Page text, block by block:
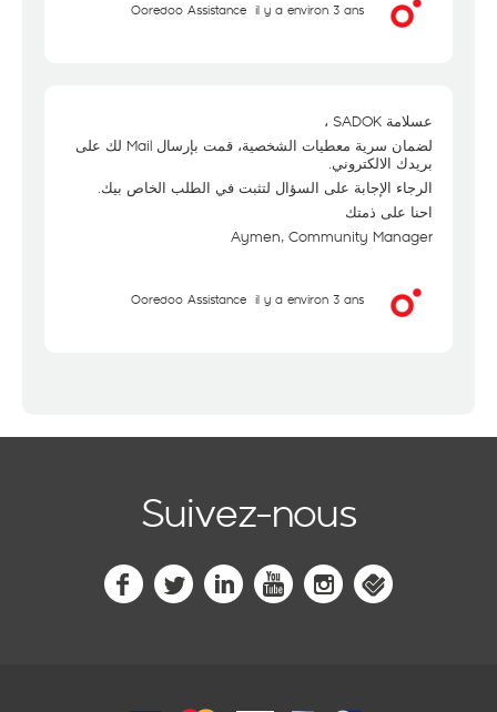
Ooredoo Assistance il y a environ 3 ans
عسلامة SADOK ،
لضمان سرية معطيات الشخصية، قمت بإرسال Mail لك على
بريدك الالكتروني.
الرجاء الإجابة على السؤال لتثبت في الطلب الخاص بيك.
احنا على ذمتك
Aymen, Community Manager
Ooredoo Assistance il y a environ 3 ans
Suivez-nous